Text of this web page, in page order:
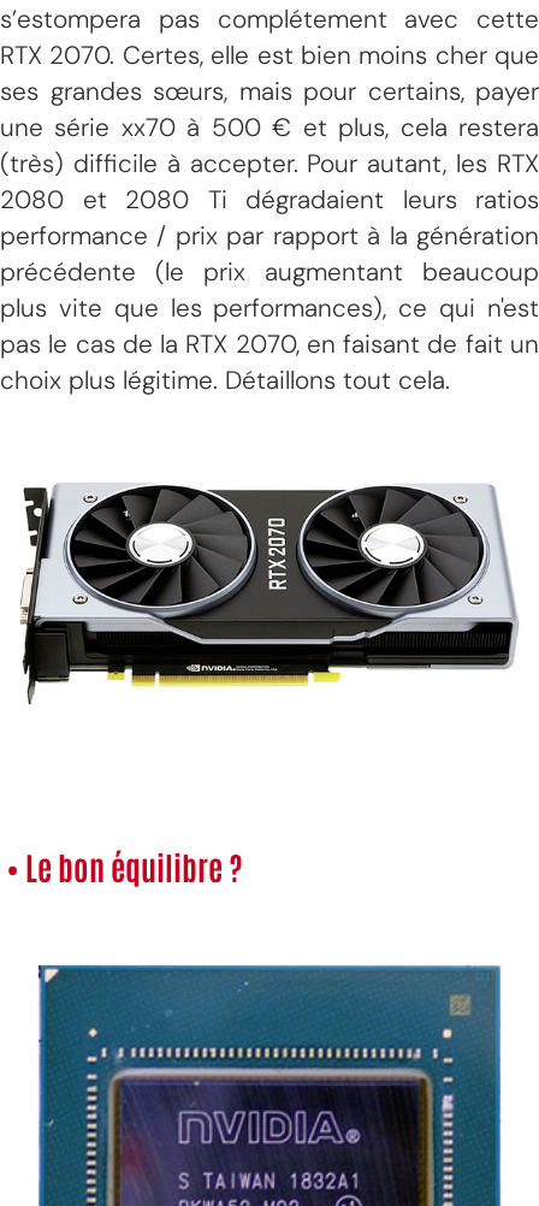
s’estompera pas complétement avec cette
RTX 2070. Certes, elle est bien moins cher que
ses grandes sœurs, mais pour certains, payer
une série xx70 à 500 € et plus, cela restera
(très) difficile à accepter. Pour autant, les RTX
2080 et 2080 Ti dégradaient leurs ratios
performance / prix par rapport à la génération
précédente (le prix augmentant beaucoup
plus vite que les performances), ce qui n'est
pas le cas de la RTX 2070, en faisant de fait un
choix plus légitime. Détaillons tout cela.
• Le bon équilibre ?